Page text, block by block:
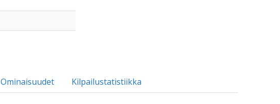
Ominaisuudet Kilpailustatistiikka